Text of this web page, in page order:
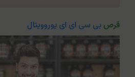
قرص بی سی ای ای یوروویتال